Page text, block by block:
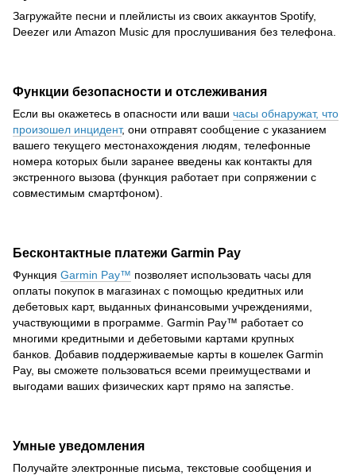
Загружайте песни и плейлисты из своих аккаунтов Spotify,
Deezer или Amazon Music для прослушивания без телефона.
Функции безопасности и отслеживания
Если вы окажетесь в опасности или ваши часы обнаружат, что
произошел инцидент, они отправят сообщение с указанием
вашего текущего местонахождения людям, телефонные
номера которых были заранее введены как контакты для
экстренного вызова (функция работает при сопряжении с
совместимым смартфоном).
Бесконтактные платежи Garmin Pay
Функция Garmin Pay™ позволяет использовать часы для
оплаты покупок в магазинах с помощью кредитных или
дебетовых карт, выданных финансовыми учреждениями,
участвующими в программе. Garmin Pay™ работает со
многими кредитными и дебетовыми картами крупных
банков. Добавив поддерживаемые карты в кошелек Garmin
Pay, вы сможете пользоваться всеми преимуществами и
выгодами ваших физических карт прямо на запястье.
Умные уведомления
Получайте электронные письма, текстовые сообщения и